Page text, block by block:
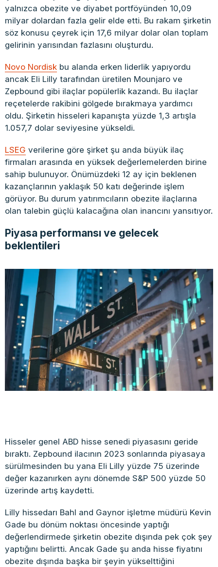
yalnızca obezite ve diyabet portföyünden 10,09
milyar dolardan fazla gelir elde etti. Bu rakam şirketin
söz konusu çeyrek için 17,6 milyar dolar olan toplam
gelirinin yarısından fazlasını oluşturdu.
Novo Nordisk bu alanda erken liderlik yapıyordu
ancak Eli Lilly tarafından üretilen Mounjaro ve
Zepbound gibi ilaçlar popülerlik kazandı. Bu ilaçlar
reçetelerde rakibini gölgede bırakmaya yardımcı
oldu. Şirketin hisseleri kapanışta yüzde 1,3 artışla
1.057,7 dolar seviyesine yükseldi.
LSEG verilerine göre şirket şu anda büyük ilaç
firmaları arasında en yüksek değerlemelerden birine
sahip bulunuyor. Önümüzdeki 12 ay için beklenen
kazançlarının yaklaşık 50 katı değerinde işlem
görüyor. Bu durum yatırımcıların obezite ilaçlarına
olan talebin güçlü kalacağına olan inancını yansıtıyor.
Piyasa performansı ve gelecek
beklentileri
Hisseler genel ABD hisse senedi piyasasını geride
bıraktı. Zepbound ilacının 2023 sonlarında piyasaya
sürülmesinden bu yana Eli Lilly yüzde 75 üzerinde
değer kazanırken aynı dönemde S&P 500 yüzde 50
üzerinde artış kaydetti.
Lilly hissedarı Bahl and Gaynor işletme müdürü Kevin
Gade bu dönüm noktası öncesinde yaptığı
değerlendirmede şirketin obezite dışında pek çok şey
yaptığını belirtti. Ancak Gade şu anda hisse fiyatını
obezite dışında başka bir şeyin yükselttiğini